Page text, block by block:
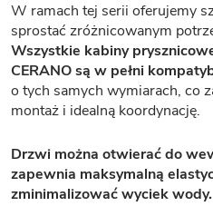
W ramach tej serii oferujemy
sprostać zróżnicowanym
Wszystkie kabiny
CERANO są w pełni
o tych samych wymiarach, co
montaż i idealną koordynację.
Drzwi można otwierać do
zapewnia maksymalną
zminimalizować wyciek wody.